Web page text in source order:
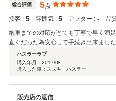
総合評価 5点
接客 : 5 雰囲気 : 5 アフター : ‐ 品
納車までの対応がとても丁寧で早く満
直ぐだった為安心して手続き出来まし
ハスラーラブ
購入年月： 2017/08
購入した車：スズキ ハスラー
販売店の返信